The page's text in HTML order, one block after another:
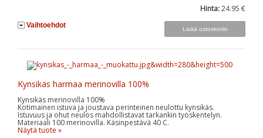
Hinta:24.95 €
Vaihtoehdot
Kynsikäs harmaa merinovilla 100%
Kynsikäs merinovilla 100%
Kotimainen istuva ja joustava perinteinen neulottu kynsikäs.
Istuvuus ja ohut neulos mahdollistavat tarkankin työskentelyn.
Materiaali 100 merinovilla. Käsinpestävä 40 C.
Näytä tuote »